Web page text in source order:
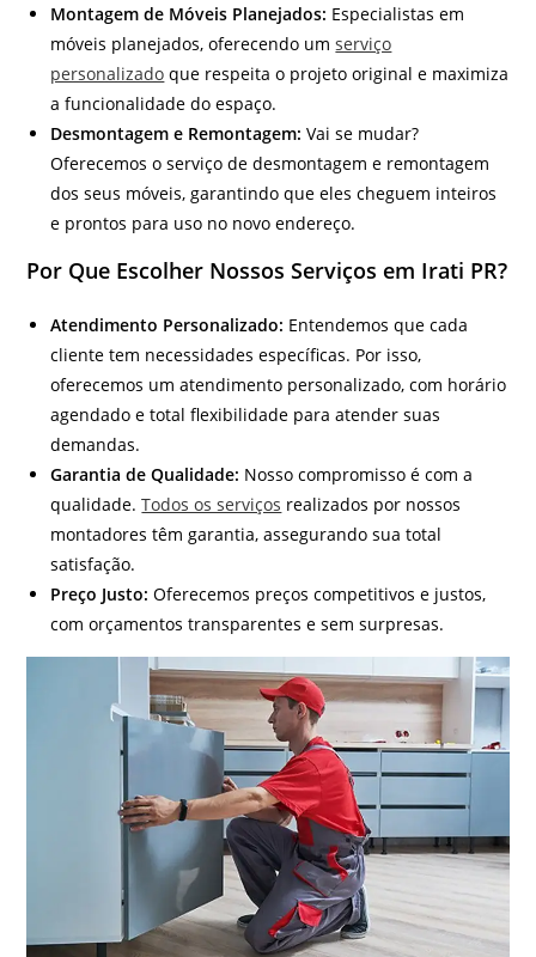
Montagem de Móveis Planejados: Especialistas em
móveis planejados, oferecendo umserviço
personalizado que respeita o projeto original e maximiza
a funcionalidade do espaço.
Desmontagem e Remontagem: Vai se mudar?
Oferecemos o serviço de desmontagem e remontagem
dos seus móveis, garantindo que eles cheguem inteiros
e prontos para uso no novo endereço.
Por Que Escolher Nossos Serviços em Irati PR?
Atendimento Personalizado: Entendemos que cada
cliente tem necessidades específicas. Por isso,
oferecemos um atendimento personalizado, com horário
agendado e total flexibilidade para atender suas
demandas.
Garantia de Qualidade: Nosso compromisso é com a
qualidade.Todos os serviços realizados por nossos
montadores têm garantia, assegurando sua total
satisfação.
Preço Justo: Oferecemos preços competitivos e justos,
com orçamentos transparentes e sem surpresas.